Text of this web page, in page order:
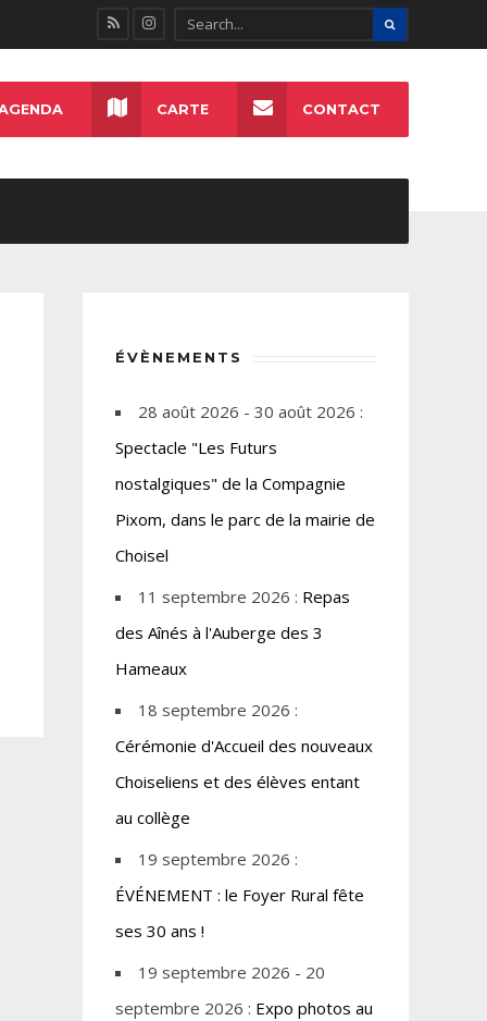
CARTE CONTACT
ÉVÈNEMENTS
28 août 2026 - 30 août 2026 :
Spectacle "Les Futurs
nostalgiques" de la Compagnie
Pixom, dans le parc de la mairie de
Choisel
11 septembre 2026 : Repas
des Aînés à l'Auberge des 3
Hameaux
18 septembre 2026 :
Cérémonie d'Accueil des nouveaux
Choiseliens et des élèves entant
au collège
19 septembre 2026 :
ÉVÉNEMENT : le Foyer Rural fête
ses 30 ans !
19 septembre 2026 - 20
septembre 2026 : Expo photos au